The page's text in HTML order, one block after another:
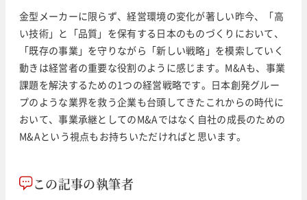
金型メーカーに限らず、経営環境の変化が著しい昨今、「高
い技術」と「品質」を保有する日本のものづくりにおいて、
「既存の事業」を守りながら「新しい戦略」を模索していく
動きは経営者の重要な役割のように感じます。M&Aも、事業
課題を解決するための1つの経営戦略です。日本創発グルー
プのような業界を救う企業も台頭してきたこれからの時代に
おいて、事業承継としてのM&Aではなく自社の成長のための
M&Aという視点もお持ちいただければと思います。
この記事の執筆者